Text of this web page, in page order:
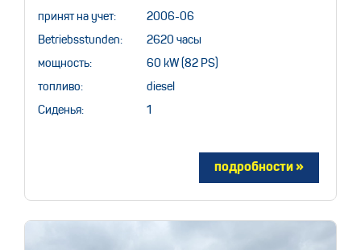
принят на учет: 2006-06
Betriebsstunden: 2620 часы
мощность: 60 kW (82 PS)
топливо: diesel
Сиденья: 1